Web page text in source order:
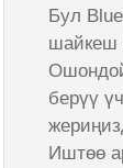
Бул
шайкеш
берүү
Иштөө